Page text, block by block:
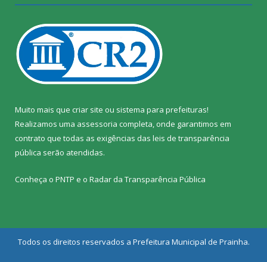
Muito mais que criar site ou sistema para prefeituras!
Realizamos uma assessoria completa, onde garantimos em
contrato que todas as exigências das leis de transparência
pública serão atendidas.
Conheça o PNTP e o Radar da Transparência Pública
Todos os direitos reservados a Prefeitura Municipal de Prainha.